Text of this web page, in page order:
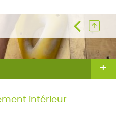
intérieur